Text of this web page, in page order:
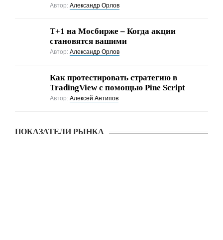
Автор:Александр Орлов
Т+1 на Мосбирже – Когда акции
становятся вашими
Автор:Александр Орлов
Как протестировать стратегию в
TradingView с помощью Pine Script
Автор:Алексей Антипов
ПОКАЗАТЕЛИ РЫНКА